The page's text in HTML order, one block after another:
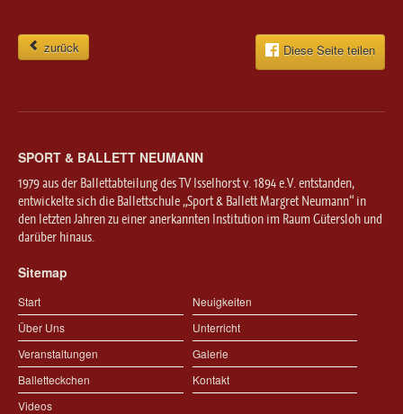
zurück Diese Seite teilen
SPORT & BALLETT NEUMANN
1979 aus der Ballettabteilung des TV Isselhorst v. 1894 e.V. entstanden,
entwickelte sich die Ballettschule „Sport & Ballett Margret Neumann“ in
den letzten Jahren zu einer anerkannten Institution im Raum Gütersloh und
darüber hinaus.
Sitemap
Start
Neuigkeiten
Über Uns
Unterricht
Veranstaltungen
Galerie
Balletteckchen
Kontakt
Videos